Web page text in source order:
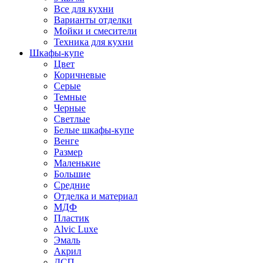
Все для кухни
Варианты отделки
Мойки и смесители
Техника для кухни
Шкафы-купе
Цвет
Коричневые
Серые
Темные
Черные
Светлые
Белые шкафы-купе
Венге
Размер
Маленькие
Большие
Средние
Отделка и материал
МДФ
Пластик
Alvic Luxe
Эмаль
Акрил